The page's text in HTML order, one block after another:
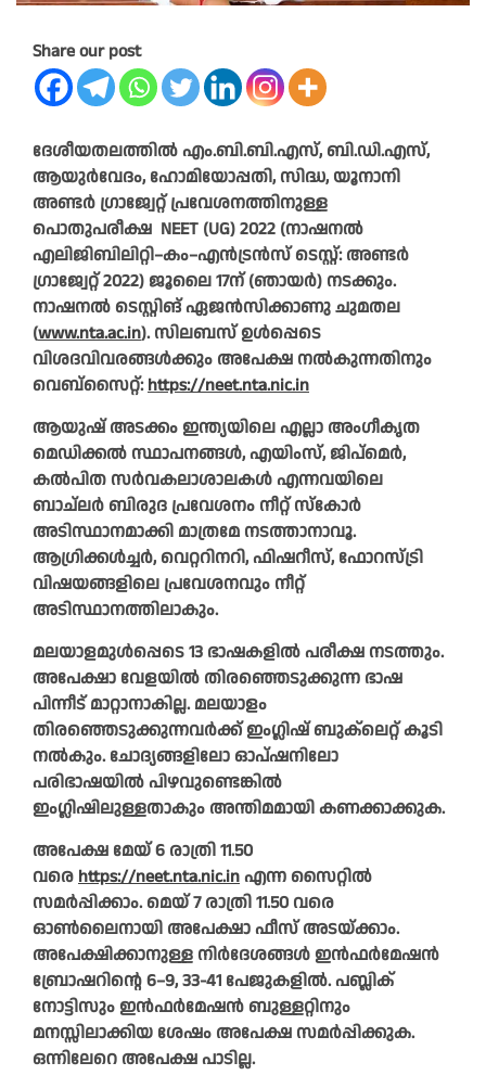
Share our post
ദേശീയതലത്തിൽ എം.ബി.ബി.എസ്, ബി.ഡി.എസ്,
ആയുർവേദം, ഹോമിയോപ്പതി, സിദ്ധ, യൂനാനി
അണ്ടർ ഗ്രാജ്വേറ്റ് പ്രവേശനത്തിനുള്ള
പൊതുപരീക്ഷ NEET (UG) 2022 (നാഷനൽ
എലിജിബിലിറ്റി–കം–എൻട്രൻസ് ടെസ്റ്റ്: അണ്ടർ
ഗ്രാജ്വേറ്റ് 2022) ജൂലൈ 17ന് (ഞായർ) നടക്കും.
നാഷനൽ ടെസ്റ്റിങ് ഏജൻസിക്കാണു ചുമതല
(www.nta.ac.in). സിലബസ് ഉൾപ്പെടെ
വിശദവിവരങ്ങൾക്കും അപേക്ഷ നൽകുന്നതിനും
വെബ്സൈറ്റ്:https://neet.nta.nic.in
ആയുഷ് അടക്കം ഇന്ത്യയിലെ എല്ലാ അംഗീകൃത
മെഡിക്കൽ സ്ഥാപനങ്ങൾ, എയിംസ്, ജിപ്മെർ,
കൽപിത സർവകലാശാലകൾ എന്നവയിലെ
ബാച്‌ലർ ബിരുദ പ്രവേശനം നീറ്റ് സ്കോർ
അടിസ്ഥാനമാക്കി മാത്രമേ നടത്താനാവൂ.
ആഗ്രിക്കൾച്ചർ, വെറ്ററിനറി, ഫിഷറീസ്, ഫോറസ്ട്രി
വിഷയങ്ങളിലെ പ്രവേശനവും നീറ്റ്
അടിസ്ഥാനത്തിലാകും.
മലയാളമുൾപ്പെടെ 13 ഭാഷകളിൽ പരീക്ഷ നടത്തും.
അപേക്ഷാ വേളയിൽ തിരഞ്ഞെടുക്കുന്ന ഭാഷ
പിന്നീട് മാറ്റാനാകില്ല. മലയാളം
തിരഞ്ഞെടുക്കുന്നവർക്ക് ഇംഗ്ലിഷ് ബുക്‌ലെറ്റ് കൂടി
നൽകും. ചോദ്യങ്ങളിലോ ഓപ്ഷനിലോ
പരിഭാഷയിൽ പിഴവുണ്ടെങ്കിൽ
ഇംഗ്ലിഷിലുള്ളതാകും അന്തിമമായി കണക്കാക്കുക.
അപേക്ഷ ‍മേയ് 6 രാത്രി 11.50
വരെhttps://neet.nta.nic.inഎന്ന സൈറ്റിൽ
സമർപ്പിക്കാം. ‍മെയ് 7 രാത്രി 11.50 വരെ
ഓൺലൈനായി അപേക്ഷാ ഫീസ് അടയ്ക്കാം.
അപേക്ഷിക്കാനുള്ള നിർദേശങ്ങൾ ഇൻഫർമേഷൻ
ബ്രോഷറിന്റെ 6–9, 33-41 പേജുകളിൽ. പബ്ലിക്
നോട്ടിസും ഇൻഫർമേഷൻ ബുള്ളറ്റിനും
മനസ്സിലാക്കിയ ശേഷം അപേക്ഷ സമർപ്പിക്കുക.
ഒന്നിലേറെ അപേക്ഷ പാടില്ല.